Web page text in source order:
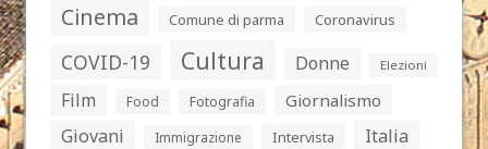
Cinema Comune di parma Coronavirus
COVID-19 Cultura Donne Elezioni
Film Food Fotografia Giornalismo
Giovani Immigrazione Intervista Italia